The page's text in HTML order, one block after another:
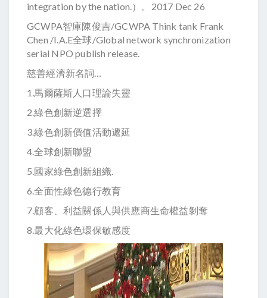
integration by the nation.）。2017 Dec 26
GCWPA智庫陳俊吉/GCWPA Think tank Frank
Chen /I.A.E全球/Global network synchronization
serial NPO publish release.
慈善經濟新名詞…
1.馬爾薩斯人口理論失靈
2.綠色創新逆選擇
3.綠色創新價值活動遞延
4.全球創新聯盟
5.國家綠色創新組織.
6.全面性綠色德行教育
7.顧客、利益關係人與供應商生命權益剝奪
8.最大化綠色環保敏感度